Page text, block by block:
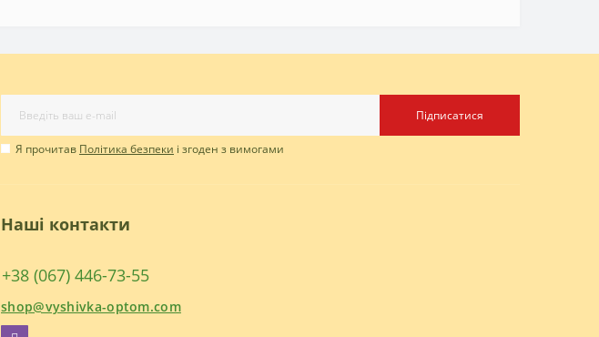
Підписатися
Я прочитав Політика безпеки і згоден з вимогами
Наші контакти
+38 (067) 446-73-55
shop@vyshivka-optom.com